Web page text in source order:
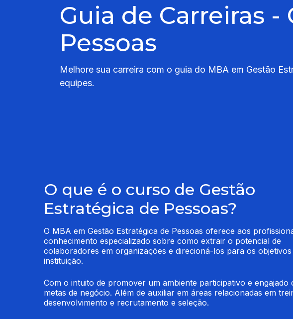
Guia de Carreiras
Pessoas
Melhore sua carreira com o guia do MBA em Gestão
equipes.
O que é o curso de Gestão
Estratégica de Pessoas?
O MBA em Gestão Estratégica de Pessoas oferece aos
conhecimento especializado sobre como extrair o potencial de
colaboradores em organizações e direcioná-los para os objetivos
instituição.
Com o intuito de promover um ambiente participativo e engajado
metas de negócio. Além de auxiliar em áreas relacionadas em
desenvolvimento e recrutamento e seleção.